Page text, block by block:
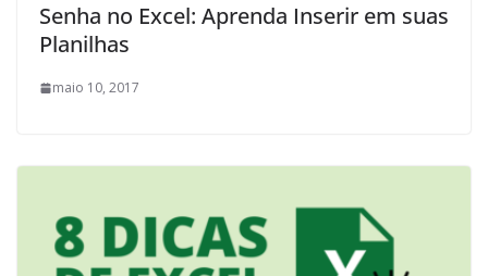
Senha no Excel: Aprenda Inserir em suas
Planilhas
maio 10, 2017